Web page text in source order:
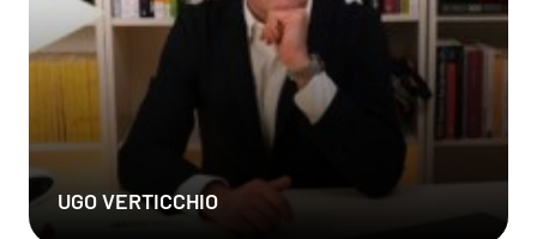
UGO VERTICCHIO